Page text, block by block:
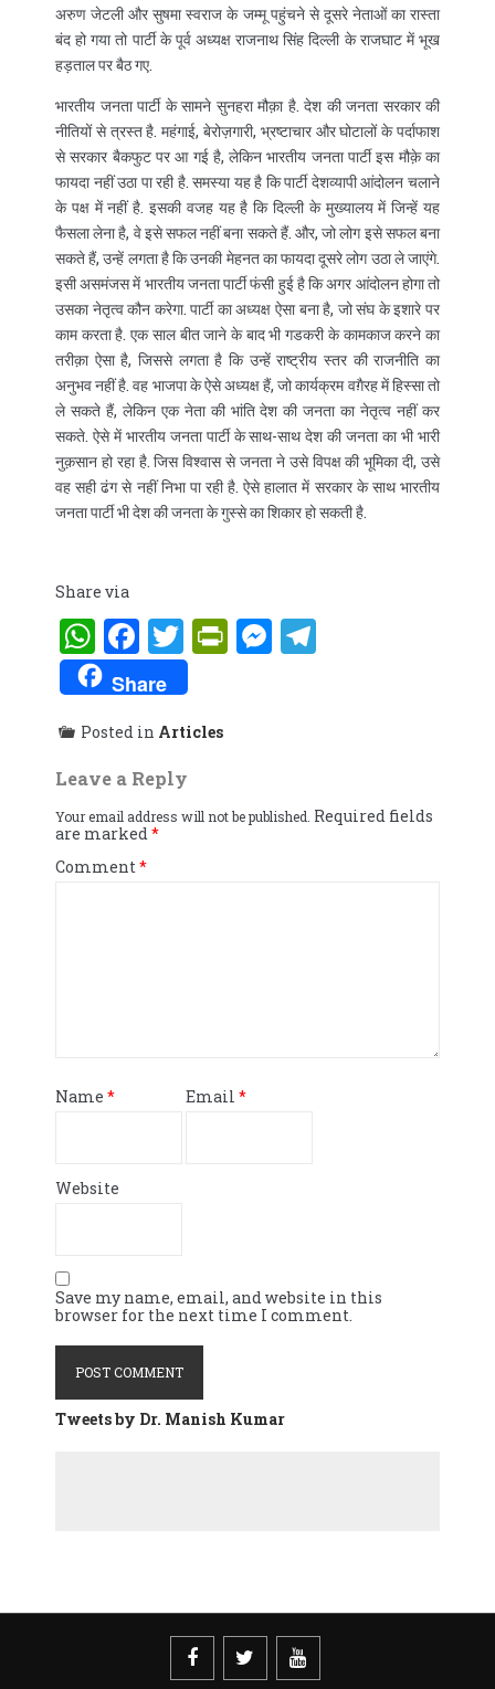
अरुण जेटली और सुषमा स्वराज के जम्मू पहुंचने से दूसरे नेताओं का रास्ता
बंद हो गया तो पार्टी के पूर्व अध्यक्ष राजनाथ सिंह दिल्ली के राजघाट में भूख
हड़ताल पर बैठ गए.
भारतीय जनता पार्टी के सामने सुनहरा मौक़ा है. देश की जनता सरकार की
नीतियों से त्रस्त है. महंगाई, बेरोज़गारी, भ्रष्टाचार और घोटालों के पर्दाफाश
से सरकार बैकफुट पर आ गई है, लेकिन भारतीय जनता पार्टी इस मौक़े का
फायदा नहीं उठा पा रही है. समस्या यह है कि पार्टी देशव्यापी आंदोलन चलाने
के पक्ष में नहीं है. इसकी वजह यह है कि दिल्ली के मुख्यालय में जिन्हें यह
फैसला लेना है, वे इसे सफल नहीं बना सकते हैं. और, जो लोग इसे सफल बना
सकते हैं, उन्हें लगता है कि उनकी मेहनत का फायदा दूसरे लोग उठा ले जाएंगे.
इसी असमंजस में भारतीय जनता पार्टी फंसी हुई है कि अगर आंदोलन होगा तो
उसका नेतृत्व कौन करेगा. पार्टी का अध्यक्ष ऐसा बना है, जो संघ के इशारे पर
काम करता है. एक साल बीत जाने के बाद भी गडकरी के कामकाज करने का
तरीक़ा ऐसा है, जिससे लगता है कि उन्हें राष्ट्रीय स्तर की राजनीति का
अनुभव नहीं है. वह भाजपा के ऐसे अध्यक्ष हैं, जो कार्यक्रम वग़ैरह में हिस्सा तो
ले सकते हैं, लेकिन एक नेता की भांति देश की जनता का नेतृत्व नहीं कर
सकते. ऐसे में भारतीय जनता पार्टी के साथ-साथ देश की जनता का भी भारी
नुक़सान हो रहा है. जिस विश्वास से जनता ने उसे विपक्ष की भूमिका दी, उसे
वह सही ढंग से नहीं निभा पा रही है. ऐसे हालात में सरकार के साथ भारतीय
जनता पार्टी भी देश की जनता के गुस्से का शिकार हो सकती है.
Share via
WhatsApp
Facebook
Twitter
PrintFriendly
Messenger
Share
Posted in Articles
Leave a Reply
Your email address will not be published. Required fields
are marked *
Comment *
Name * Email *
Website
Save my name, email, and website in this
browser for the next time I comment.
Tweets by Dr. Manish Kumar